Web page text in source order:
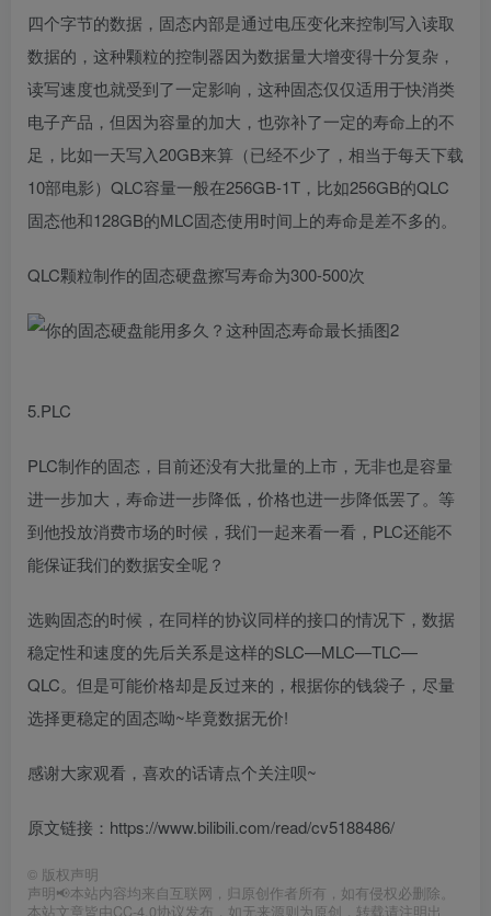
四个字节的数据，固态内部是通过电压变化来控制写入读取
数据的，这种颗粒的控制器因为数据量大增变得十分复杂，
读写速度也就受到了一定影响，这种固态仅仅适用于快消类
电子产品，但因为容量的加大，也弥补了一定的寿命上的不
足，比如一天写入20GB来算（已经不少了，相当于每天下载
10部电影）QLC容量一般在256GB-1T，比如256GB的QLC
固态他和128GB的MLC固态使用时间上的寿命是差不多的。
QLC颗粒制作的固态硬盘擦写寿命为300-500次
5.PLC
PLC制作的固态，目前还没有大批量的上市，无非也是容量
进一步加大，寿命进一步降低，价格也进一步降低罢了。等
到他投放消费市场的时候，我们一起来看一看，PLC还能不
能保证我们的数据安全呢？
选购固态的时候，在同样的协议同样的接口的情况下，数据
稳定性和速度的先后关系是这样的SLC—MLC—TLC—
QLC。但是可能价格却是反过来的，根据你的钱袋子，尽量
选择更稳定的固态呦~毕竟数据无价!
感谢大家观看，喜欢的话请点个关注呗~
原文链接：https://www.bilibili.com/read/cv5188486/
© 版权声明
声明📢本站内容均来自互联网，归原创作者所有，如有侵权必删除。
本站文章皆由CC-4.0协议发布，如无来源则为原创，转载请注明出